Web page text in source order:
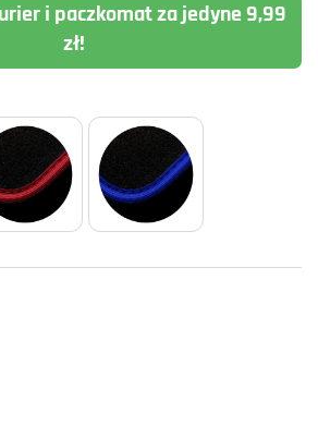
i paczkomat za jedyne 9,99
zł!